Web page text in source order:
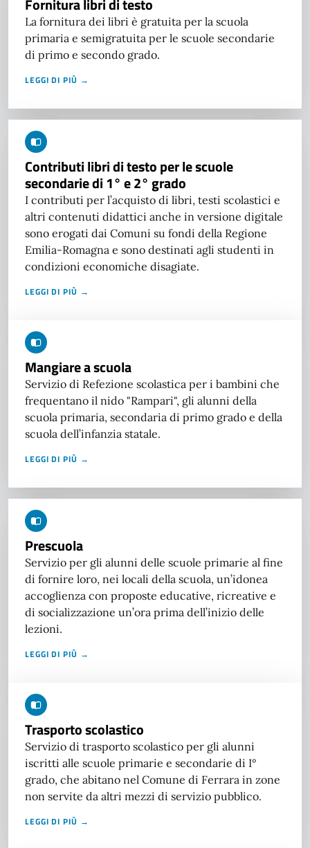
Fornitura libri di testo
La fornitura dei libri è gratuita per la scuola
primaria e semigratuita per le scuole secondarie
di primo e secondo grado.
LEGGI DI PIÙ →
Contributi libri di testo per le scuole
secondarie di 1° e 2° grado
I contributi per l’acquisto di libri, testi scolastici e
altri contenuti didattici anche in versione digitale
sono erogati dai Comuni su fondi della Regione
Emilia-Romagna e sono destinati agli studenti in
condizioni economiche disagiate.
LEGGI DI PIÙ →
Mangiare a scuola
Servizio di Refezione scolastica per i bambini che
frequentano il nido "Rampari", gli alunni della
scuola primaria, secondaria di primo grado e della
scuola dell’infanzia statale.
LEGGI DI PIÙ →
Prescuola
Servizio per gli alunni delle scuole primarie al fine
di fornire loro, nei locali della scuola, un’idonea
accoglienza con proposte educative, ricreative e
di socializzazione un’ora prima dell’inizio delle
lezioni.
LEGGI DI PIÙ →
Trasporto scolastico
Servizio di trasporto scolastico per gli alunni
iscritti alle scuole primarie e secondarie di I°
grado, che abitano nel Comune di Ferrara in zone
non servite da altri mezzi di servizio pubblico.
LEGGI DI PIÙ →